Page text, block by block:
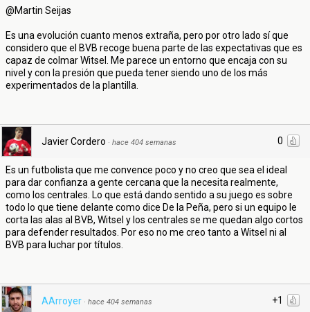
@Martin Seijas
Es una evolución cuanto menos extraña, pero por otro lado sí que
considero que el BVB recoge buena parte de las expectativas que es
capaz de colmar Witsel. Me parece un entorno que encaja con su
nivel y con la presión que pueda tener siendo uno de los más
experimentados de la plantilla.
0
Javier Cordero · hace 404 semanas
Es un futbolista que me convence poco y no creo que sea el ideal
para dar confianza a gente cercana que la necesita realmente,
como los centrales. Lo que está dando sentido a su juego es sobre
todo lo que tiene delante como dice De la Peña, pero si un equipo le
corta las alas al BVB, Witsel y los centrales se me quedan algo cortos
para defender resultados. Por eso no me creo tanto a Witsel ni al
BVB para luchar por títulos.
+1
AArroyer · hace 404 semanas